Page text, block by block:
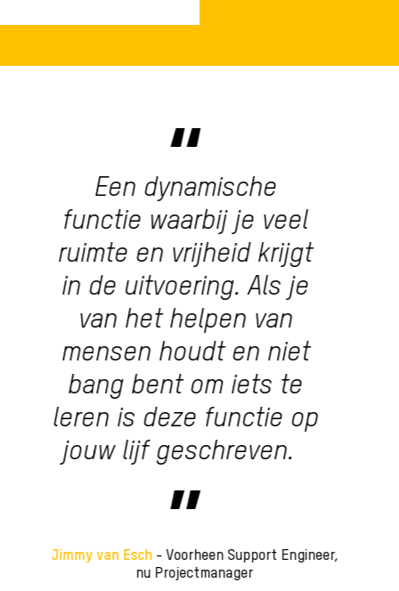
Wanneer ik een
oplossing aandraag en
vervolgens een smile
zie, dan maakt dat mijn
dag een stuk leuker!
Azam Azizahamad- Support Engineer